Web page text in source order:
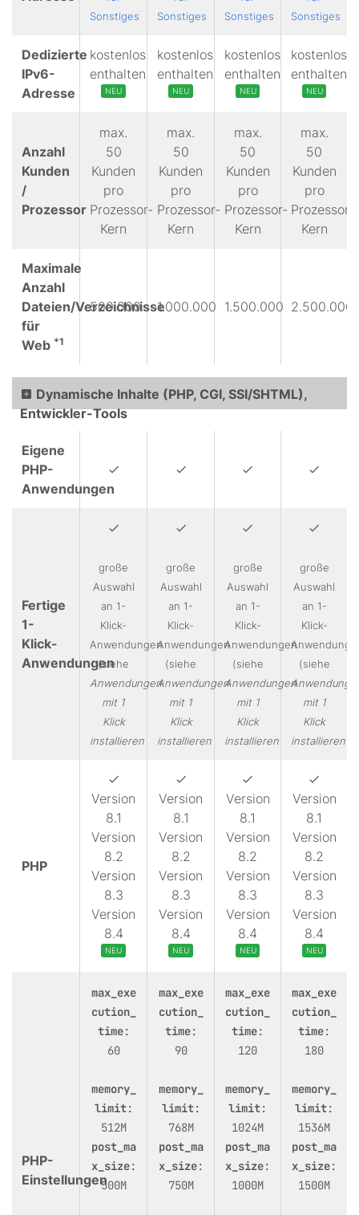
Sonstiges
Sonstiges
Sonstiges
Sonstiges
Dedizierte
IPv6-
Adresse
kostenlos
enthalten
NEU
kostenlos
enthalten
NEU
kostenlos
enthalten
NEU
kostenlos
enthalten
NEU
Anzahl
Kunden
/
Prozessor
max.
50
Kunden
pro
Prozessor-
Kern
max.
50
Kunden
pro
Prozessor-
Kern
max.
50
Kunden
pro
Prozessor-
Kern
max.
50
Kunden
pro
Prozessor-
Kern
Maximale
Anzahl
Dateien/Verzeichnisse
für
Web *1
500.000 1.000.000 1.500.000 2.500.000
Dynamische Inhalte (PHP, CGI, SSI/SHTML),
Entwickler-Tools
Eigene
PHP-
Anwendungen
Fertige
1-
Klick-
Anwendungen
große
Auswahl
an 1-
Klick-
Anwendungen
(siehe
Anwendungen
mit 1
Klick
installieren
große
Auswahl
an 1-
Klick-
Anwendungen
(siehe
Anwendungen
mit 1
Klick
installieren
große
Auswahl
an 1-
Klick-
Anwendungen
(siehe
Anwendungen
mit 1
Klick
installieren
große
Auswahl
an 1-
Klick-
(siehe
mit 1
Klick
installieren
PHP
Version
8.1
Version
8.2
Version
8.3
Version
8.4
NEU
Version
8.1
Version
8.2
Version
8.3
Version
8.4
NEU
Version
8.1
Version
8.2
Version
8.3
Version
8.4
NEU
Version
8.1
Version
8.2
Version
8.3
Version
8.4
NEU
PHP-
Einstellungen
max_exe
cution_
time:
60
memory_
limit:
512M
post_ma
x_size:
500M
max_exe
cution_
time:
90
memory_
limit:
768M
post_ma
x_size:
750M
max_exe
cution_
time:
120
memory_
limit:
1024M
post_ma
x_size:
1000M
max_exe
cution_
time:
180
memory_
limit:
1536M
post_ma
x_size:
1500M